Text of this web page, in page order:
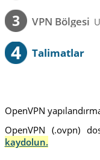
3 VPN Bölgesi
4 Talimatlar
OpenVPN
OpenVPN (.ovpn)
kaydolun.